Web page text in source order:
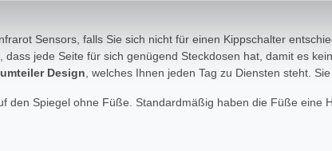
Sensors, falls Sie sich nicht für einen Kippschalter
jede Seite für sich genügend Steckdosen hat, damit es
Design , welches Ihnen jeden Tag zu Diensten steht.
den Spiegel ohne Füße. Standardmäßig haben die Füße